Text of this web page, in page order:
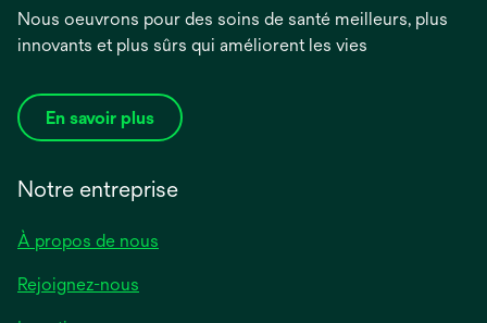
Nous oeuvrons pour des soins de santé meilleurs, plus
innovants et plus sûrs qui améliorent les vies
En savoir plus
Notre entreprise
À propos de nous
Rejoignez-nous